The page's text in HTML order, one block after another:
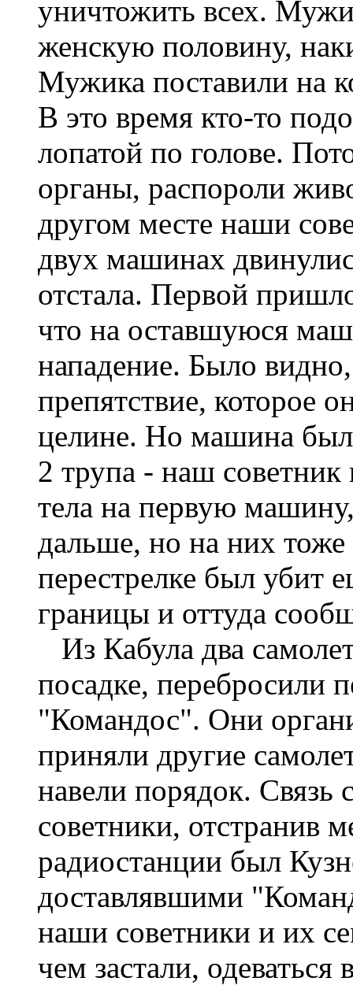
уничтожить всех.
женскую половину,
Мужика поставили на
В это время кто-то
лопатой по голове.
органы, распороли
другом месте наши
двух машинах
отстала. Первой
что на оставшуюся
нападение. Было
препятствие, которое
целине. Но машина
2 трупа - наш
тела на первую
дальше, но на них
перестрелке был убит
границы и оттуда
Из Кабула два
посадке, перебросили
"Командос". Они
приняли другие
навели порядок.
советники, отстранив
радиостанции был
доставлявшими
наши советники и их
чем застали,